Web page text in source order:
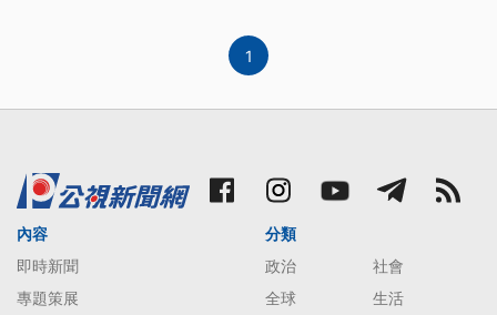
1
內容
即時新聞
專題策展
分類
政治
社會
全球
生活